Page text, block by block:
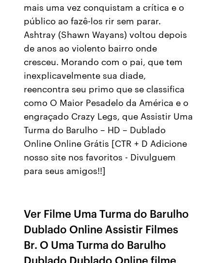
mais uma vez conquistam a crítica e o
público ao fazê-los rir sem parar.
Ashtray (Shawn Wayans) voltou depois
de anos ao violento bairro onde
cresceu. Morando com o pai, que tem
inexplicavelmente sua diade,
reencontra seu primo que se classifica
como O Maior Pesadelo da América e o
engraçado Crazy Legs, que Assistir Uma
Turma do Barulho – HD – Dublado
Online Online Grátis [CTR + D Adicione
nosso site nos favoritos - Divulguem
para seus amigos!!]
Ver Filme Uma Turma do Barulho
Dublado Online Assistir Filmes
Br. O Uma Turma do Barulho
Dublado Dublado Online filme